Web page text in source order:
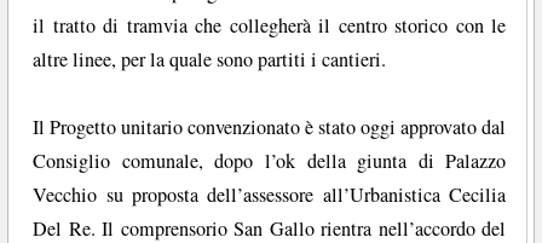
il tratto di tramvia che collegherà il centro storico con le
altre linee, per la quale sono partiti i cantieri.
Il Progetto unitario convenzionato è stato oggi approvato dal
Consiglio comunale, dopo l’ok della giunta di Palazzo
Vecchio su proposta dell’assessore all’Urbanistica Cecilia
Del Re. Il comprensorio San Gallo rientra nell’accordo del